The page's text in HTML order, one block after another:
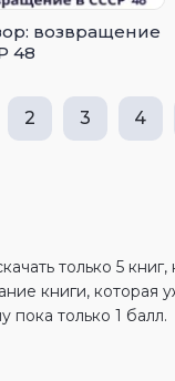
возвращение
48
2 3 4
только 5
книги,
пока только 1 балл.